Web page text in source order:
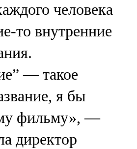
человека
то внутренние
— такое
я бы
фильму», —
директор